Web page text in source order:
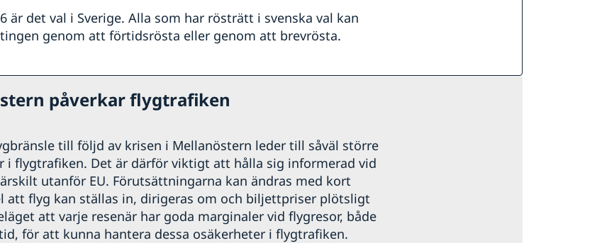
är det val i Sverige. Alla som har rösträtt i svenska val kan
genom att förtidsrösta eller genom att brevrösta.
påverkar flygtrafiken
till följd av krisen i Mellanöstern leder till såväl större
i flygtrafiken. Det är därför viktigt att hålla sig informerad vid
utanför EU. Förutsättningarna kan ändras med kort
att flyg kan ställas in, dirigeras om och biljettpriser plötsligt
att varje resenär har goda marginaler vid flygresor, både
för att kunna hantera dessa osäkerheter i flygtrafiken.